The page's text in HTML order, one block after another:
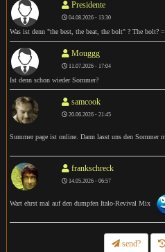
Presidente
04.08.2026 - 13:30
Was ist denn "the best, the beat, the bolt" ? The bolt? =
Mouggg
11.07.2026 - 17:04
Ist denn schon wieder Sommer?
samcook
20.06.2026 - 21:45
Summer page ist online. Dann lasst uns den Sommer
frankschreck
14.05.2026 - 06:57
Wart ehrst mal auf den dumpfen Italo-Revival Mix
send?